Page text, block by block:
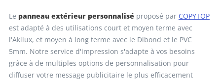
Le panneau extérieur personnalisé proposé par COPYTOP
est adapté à des utilisations court et moyen terme avec
l'Akilux, et moyen à long terme avec le Dibond et le PVC
5mm. Notre service d'impression s'adapte à vos besoins
grâce à de multiples options de personnalisation pour
diffuser votre message publicitaire le plus efficacement